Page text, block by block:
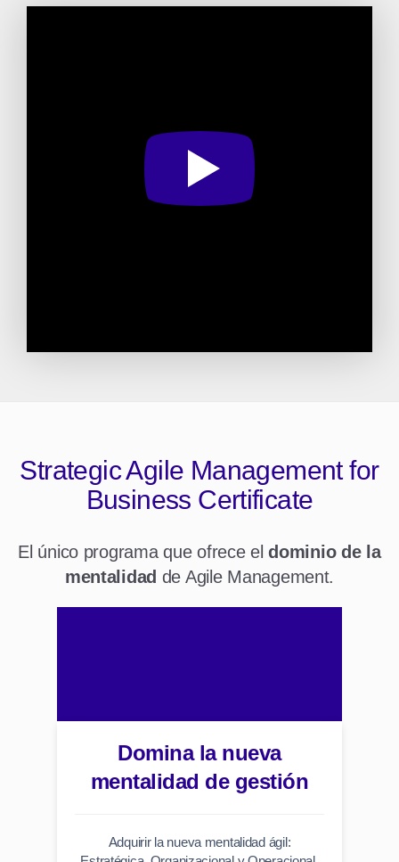
Strategic Agile Managementfor
Business Certificate
El único programa que ofrece eldominio de la
mentalidad de Agile Management.
Domina la nueva
mentalidad de gestión
Adquirir la nueva mentalidad ágil: